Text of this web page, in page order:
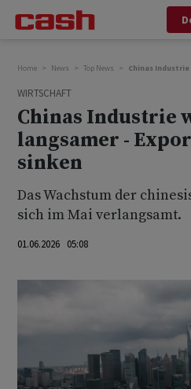
Home News Top News Chinas
WIRTSCHAFT
Chinas Industrie
langsamer -
sinken
Das Wachstum der
sich im Mai verlangsamt.
01.06.2026 05:08